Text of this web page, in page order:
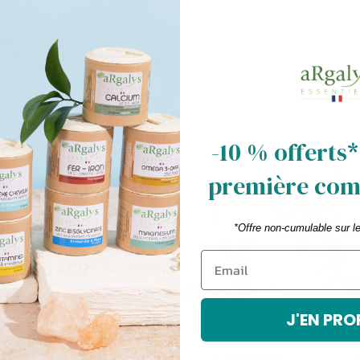
-10 %
première
*Offre non-cumulable sur
J'EN